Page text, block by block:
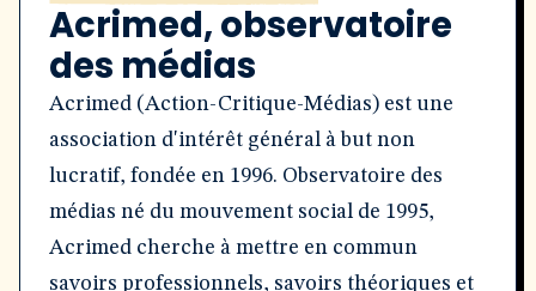
Acrimed, observatoire
des médias
Acrimed (Action-Critique-Médias) est une
association d'intérêt général à but non
lucratif, fondée en 1996. Observatoire des
médias né du mouvement social de 1995,
Acrimed cherche à mettre en commun
savoirs professionnels, savoirs théoriques et